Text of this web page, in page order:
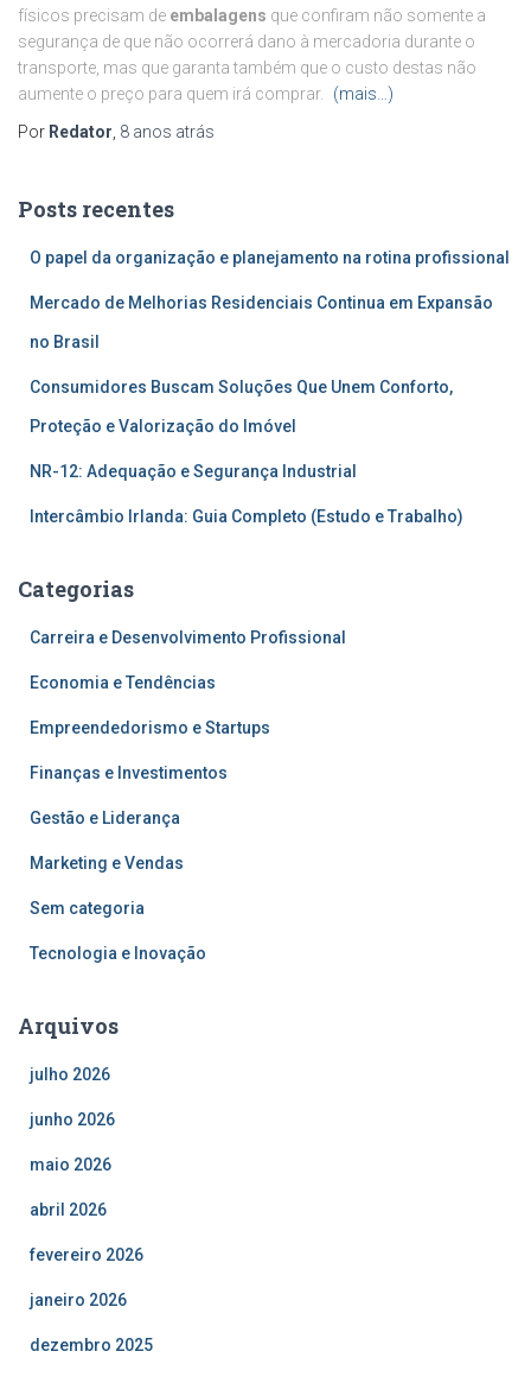
físicos precisam de embalagens que confiram não somente a
segurança de que não ocorrerá dano à mercadoria durante o
transporte, mas que garanta também que o custo destas não
aumente o preço para quem irá comprar.
(mais…)
Por Redator 8 anos atrás
Posts recentes
O papel da organização e planejamento na rotina profissional
Mercado de Melhorias Residenciais Continua em Expansão
no Brasil
Consumidores Buscam Soluções Que Unem Conforto,
Proteção e Valorização do Imóvel
NR-12: Adequação e Segurança Industrial
Intercâmbio Irlanda: Guia Completo (Estudo e Trabalho)
Categorias
Carreira e Desenvolvimento Profissional
Economia e Tendências
Empreendedorismo e Startups
Finanças e Investimentos
Gestão e Liderança
Marketing e Vendas
Sem categoria
Tecnologia e Inovação
Arquivos
julho 2026
junho 2026
maio 2026
abril 2026
fevereiro 2026
janeiro 2026
dezembro 2025